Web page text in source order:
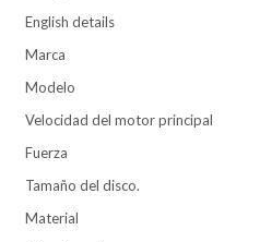
English details
Marca
Modelo
Velocidad del motor principal
Fuerza
Tamaño del disco.
Material